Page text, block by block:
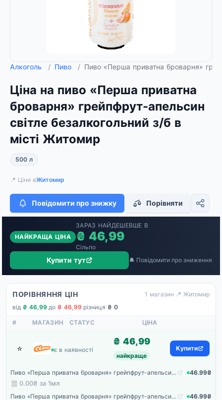
Алкоголь / Пиво / Пиво «Перша приватна броварня»
Ціна на пиво «Перша приватна
броварня» грейпфрут-апельсин
світле безалкогольний з/б в
місті Житомир
500 л
📍 Ціни вЖитомир
Повідомити про знижку Порівняти
НАЙКРАЩА ЦІНА
ЗАРАЗ НАЙДЕШЕВШЕ В
₴ 46,99
Сільпо
Купити тут 🔔 Повідомити про зниження
ПОРІВНЯННЯ ЦІН 1 магазин· 📍 Житомир
від ₴ 46,99·до ₴ 46,99·різниця ₴ 0
# МАГАЗИН СТАТУС ЦІНА
⭐ Сільпо
є в наявності
₴ 46,99
найкраще
Купити
Пиво «Перша приватна броварня» грейпфрут-апельсин світле безалкогольний з/б
46.99₴
0.00₴ за 1мл
Пиво «Перша приватна броварня» грейпфрут-апельсин світле безалкогольний з/б
46.99₴